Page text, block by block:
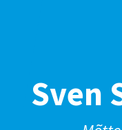
Sven